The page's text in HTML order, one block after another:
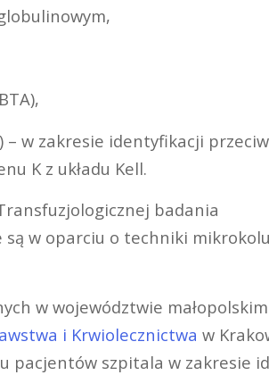
w zakresie identyfikacji
K z układu Kell.
badania
w oparciu o techniki
w województwie
i Krwiolecznictwa w
pacjentów szpitala w zakresie